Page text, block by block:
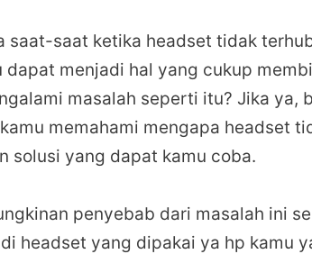
saat-saat ketika headset tidak
dapat menjadi hal yang cukup
masalah seperti itu? Jika ya,
memahami mengapa headset
solusi yang dapat kamu coba.
penyebab dari masalah ini
headset yang dipakai ya hp kamu